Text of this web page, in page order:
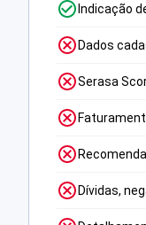
Indicação
Dados
Serasa
Dívidas,